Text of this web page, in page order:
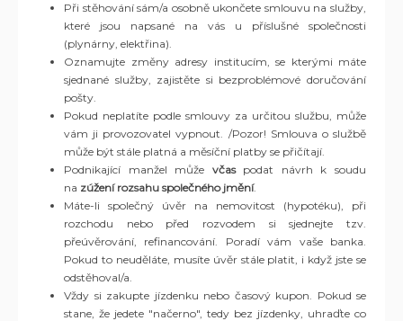
Při stěhování sám/a osobně ukončete smlouvu na služby,
které jsou napsané na vás u příslušné společnosti
(plynárny, elektřina).
Oznamujte změny adresy institucím, se kterými máte
sjednané služby, zajistěte si bezproblémové doručování
pošty.
Pokud neplatíte podle smlouvy za určitou službu, může
vám ji provozovatel vypnout. /Pozor! Smlouva o službě
může být stále platná a měsíční platby se přičítají.
Podnikající manžel může včaspodat návrh k soudu
na zúžení rozsahu společného jmění.
Máte-li společný úvěr na nemovitost (hypotéku), při
rozchodu nebo před rozvodem si sjednejte tzv.
přeúvěrování, refinancování. Poradí vám vaše banka.
Pokud to neuděláte, musíte úvěr stále platit, i když jste se
odstěhoval/a.
Vždy si zakupte jízdenku nebo časový kupon. Pokud se
stane, že jedete "načerno", tedy bez jízdenky, uhraďte co